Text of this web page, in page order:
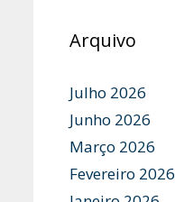
Arquivo
Julho 2026
Junho 2026
Março 2026
Fevereiro 2026